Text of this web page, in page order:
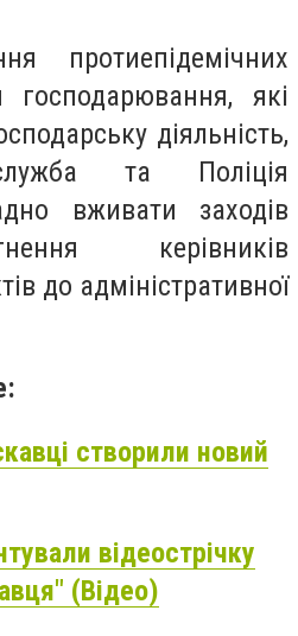
протиепідемічних
господарювання, які
діяльність,
та Поліція
вживати заходів
керівників
до адміністративної
створили новий
відеострічку
(Відео)